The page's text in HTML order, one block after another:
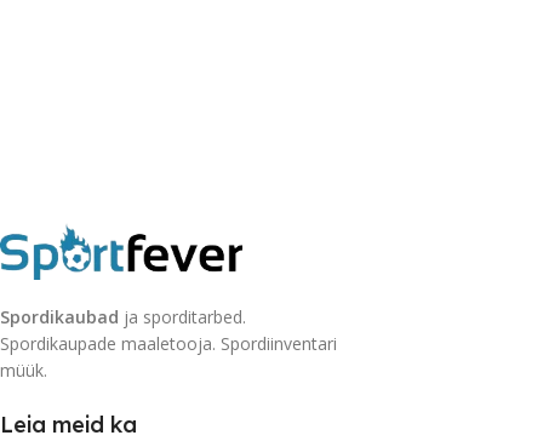
Spordikaubad ja sporditarbed.
Spordikaupade maaletooja. Spordiinventari
müük.
Leia meid ka